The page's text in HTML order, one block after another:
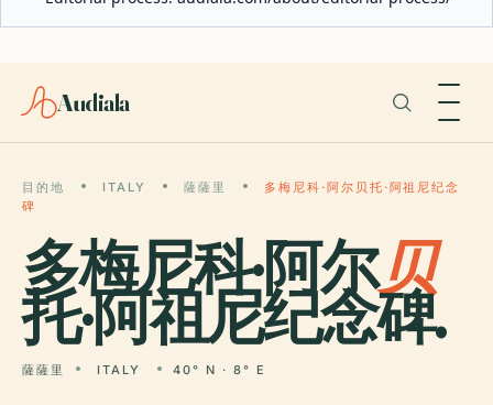
Audiala
目的地 ITALY 薩薩里
多梅尼科·阿尔贝托·阿祖尼纪念
碑
多梅尼科·阿尔贝
托·阿祖尼纪念碑.
薩薩里 ITALY 40° N · 8° E